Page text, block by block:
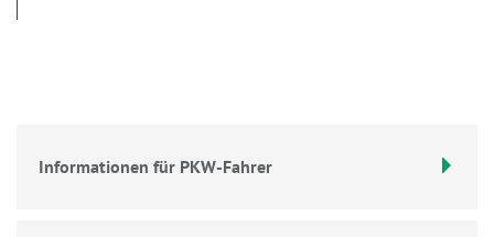
Informationen für PKW-Fahrer